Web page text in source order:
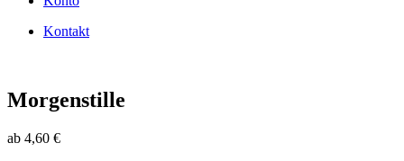
Kontakt
Morgenstille
ab 4,60 €